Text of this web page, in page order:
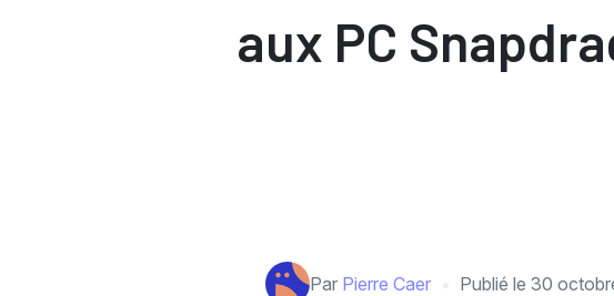
aux PC
Par Pierre Caer Publié le30